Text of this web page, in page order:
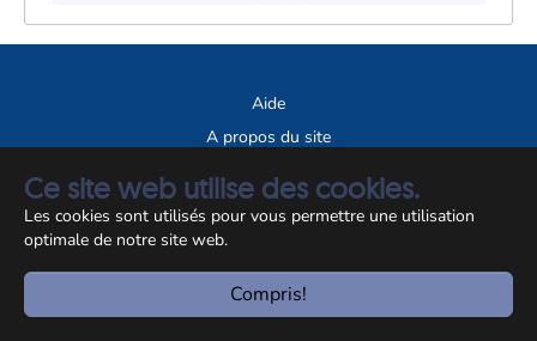
Ce site web utilise des cookies.
Les cookies sont utilisés pour vous permettre une utilisation
optimale de notre site web.
Compris!
Aide
A propos du site
© CCSS 2026